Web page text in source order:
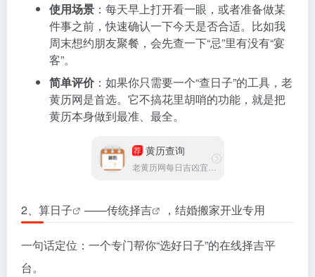
使用场景 ：每天早上打开看一眼，或者准备做某
件事之前，快速确认一下今天是否合适。比如我
周末想约朋友聚餐，会先查一下“忌”里有没有“宴
客”。
简单评价：如果你只需要一个“查日子”的工具，老
黄历网是首选。它不搞花里胡哨的功能，就是把
黄历本身做到最准、最全。
荐 黄历查询
老黄历网每日吉凶宜忌查询平台
2、 算日子 ——传统择吉 ，结婚搬家开业专用
一句话定位：一个专门帮你“选好日子”的在线择吉平
台。